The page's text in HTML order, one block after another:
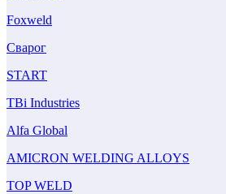
Foxweld
Сварог
START
TBi Industries
Alfa Global
AMICRON WELDING ALLOYS
TOP WELD